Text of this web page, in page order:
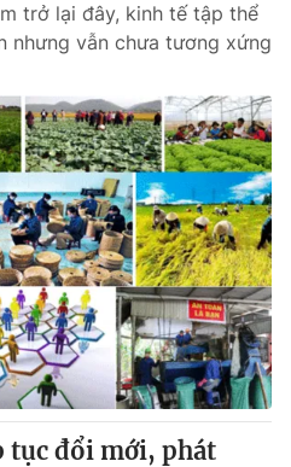
trở lại đây, kinh tế tập thể
nhưng vẫn chưa tương xứng
tục đổi mới, phát